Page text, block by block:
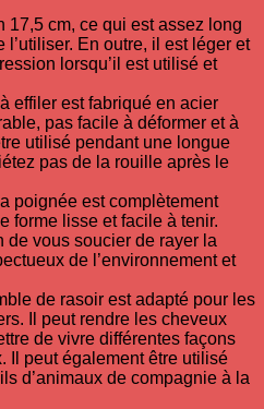
17,5 cm, ce qui est assez long
l’utiliser. En outre, il est léger et
lorsqu’il est utilisé et
effiler est fabriqué en acier
pas facile à déformer et à
utilisé pendant une longue
pas de la rouille après le
poignée est complètement
forme lisse et facile à tenir.
de vous soucier de rayer la
de l’environnement et
de rasoir est adapté pour les
Il peut rendre les cheveux
de vivre différentes façons
Il peut également être utilisé
d’animaux de compagnie à la